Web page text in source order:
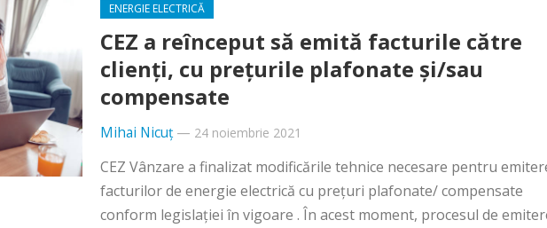
ENERGIE ELECTRICĂ
CEZ a reînceput să emită facturile către
clienți, cu prețurile plafonate și/sau
compensate
Mihai Nicuț— 24 noiembrie 2021
CEZ Vânzare a finalizat modificările tehnice necesare pentru
facturilor de energie electrică cu prețuri plafonate/ compensate
conform legislației în vigoare . În acest moment, procesul de